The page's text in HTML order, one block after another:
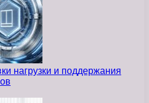
нагрузки и поддержания